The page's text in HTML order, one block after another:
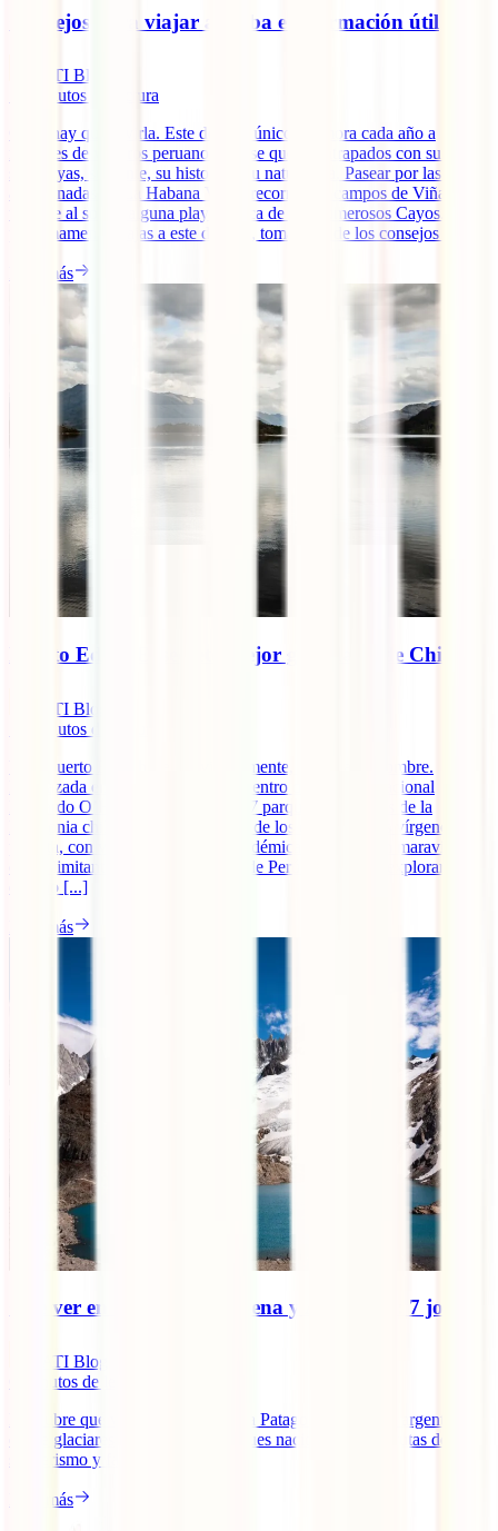
Consejos para viajar a Cuba e información útil
IATI Blog
minutos de lectura
Cuba hay que vivirla. Este destino único enamora cada año a
millones de viajeros peruanos que se quedan atrapados con su ritmo,
sus playas, su gente, su historia y su naturaleza. Pasear por las calles
adoquinadas de La Habana Vieja, recorrer los campos de Viñales,
tostarse al sol en alguna playa idílica de sus numerosos Cayos. Si
próximamente viajas a este destino, toma nota de los consejos [...]
Leer más
Puerto Edén: El secreto mejor guardado de Chile
IATI Blog
minutos de lectura
Villa Puerto Edén hace, inevitablemente, honor a su nombre.
Emplazada en la Isla Wellington, dentro del Parque Nacional
Bernardo O’Higgins (uno de los 17 parques nacionales de la
Patagonia chilena) cuenta con uno de los entornos más vírgenes del
planeta, con vegetación y fauna endémicas que son tan maravillosas
como limitantes. Para los viajeros de Perú que deseen explorar este
destino [...]
Leer más
Qúe ver en Patagonia Chilena y Argentina: 7 joyas
IATI Blog
minutos de lectura
Descubre qué ver y qué hacer en la Patagonia chilena y argentina:
desde glaciares imponentes y parques nacionales hasta rutas de
senderismo y fauna única.
Leer más